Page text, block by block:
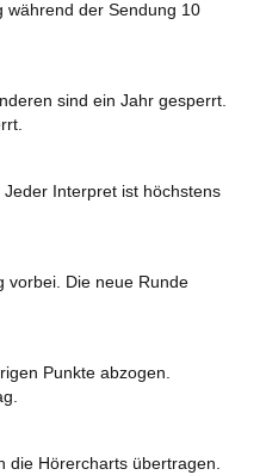
während der Sendung 10
sind ein Jahr gesperrt.
Interpret ist höchstens
vorbei. Die neue Runde
Punkte abzogen.
die Hörercharts übertragen.